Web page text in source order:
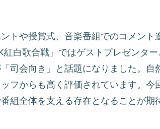
トや授賞式、音楽番組でのコメント
白歌合戦」ではゲストプレゼンタ
司会向き」と話題になりました。自
フからも高く評価されています。今
組全体を支える存在となることが期